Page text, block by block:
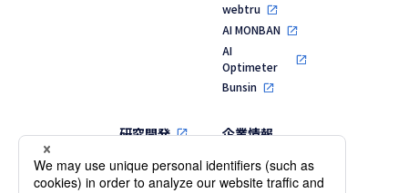
webtru
AI MONBAN
AI
Optimeter
Bunsin
研究開発 企業情報
代表メッセージ
MVV・行動指針